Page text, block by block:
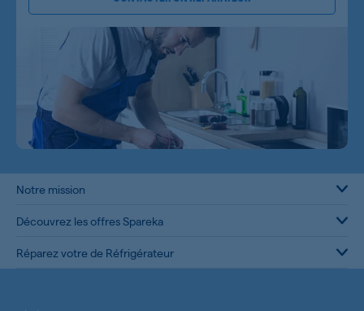
Notre mission
Découvrez les offres Spareka
Réparez votre de Réfrigérateur